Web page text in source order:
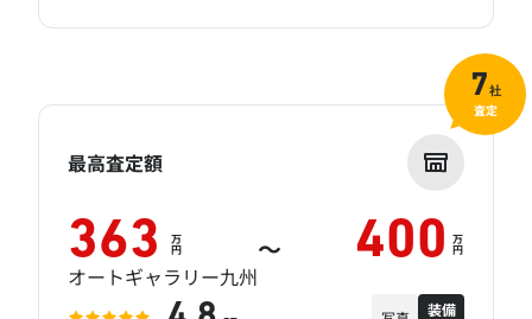
最高査定額
363 万
円 ～ 400 万
円
オートギャラリー九州
装備
7社
査定